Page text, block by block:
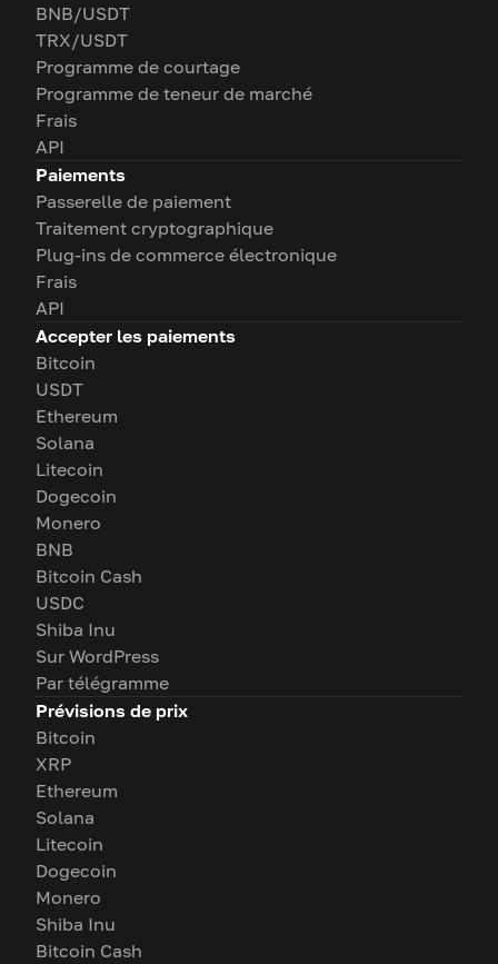
BNB/USDT
TRX/USDT
Programme de courtage
Programme de teneur de marché
Frais
API
Paiements
Passerelle de paiement
Traitement cryptographique
Plug-ins de commerce électronique
Frais
API
Accepter les paiements
Bitcoin
USDT
Ethereum
Solana
Litecoin
Dogecoin
Monero
BNB
Bitcoin Cash
USDC
Shiba Inu
Sur WordPress
Par télégramme
Prévisions de prix
Bitcoin
XRP
Ethereum
Solana
Litecoin
Dogecoin
Monero
Shiba Inu
Bitcoin Cash